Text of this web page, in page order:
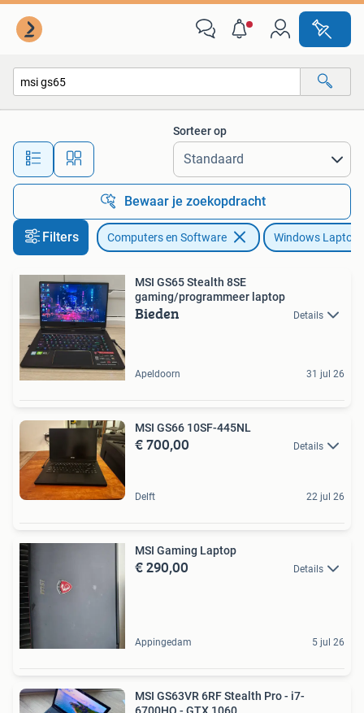
Alle afstanden…
Sorteer op
Bewaar je zoekopdracht
Filters Computers en Software Windows Laptops
MSI GS65 Stealth 8SE
gaming/programmeer laptop
Bieden Details
Apeldoorn 31 jul 26
MSI GS66 10SF-445NL
€ 700,00 Details
Delft 22 jul 26
MSI Gaming Laptop
€ 290,00 Details
Appingedam 5 jul 26
MSI GS63VR 6RF Stealth Pro - i7-
6700HQ - GTX 1060